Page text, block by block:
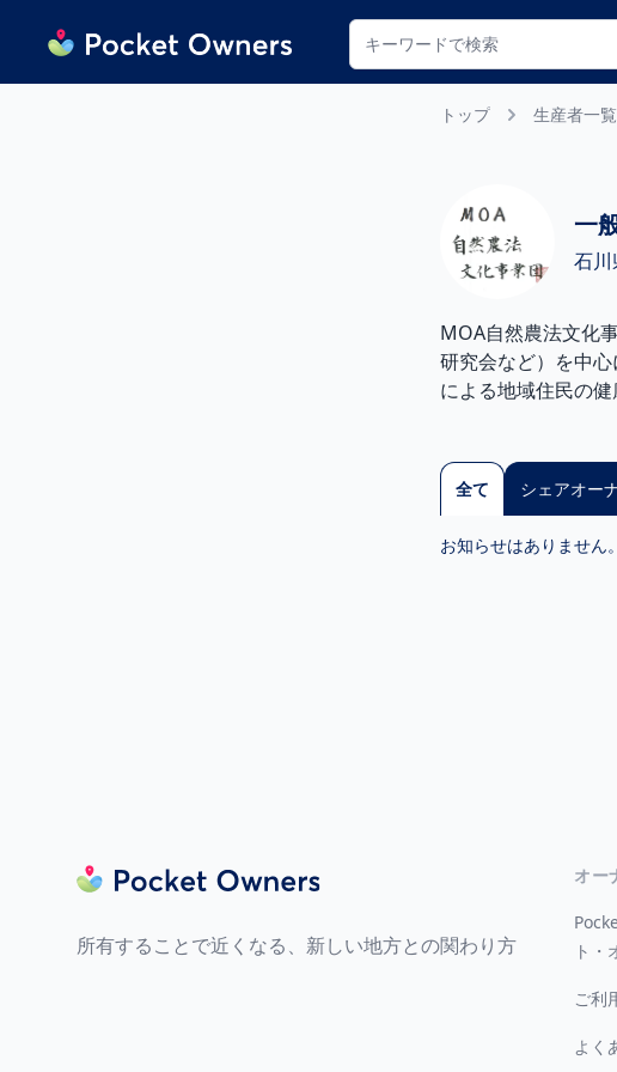
Pocket Owners (ポケット・オーナーズ)
トップ 生産者一覧
一
石
MOA自然農法文化
研究会など）を中
による地域住民の
全て シェアオー
お知らせはありません
所有することで近くなる、新しい地方との関わり方
オー
ト・
ご利
よく